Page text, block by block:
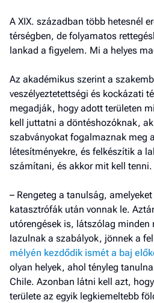
A XIX. században több hetesnél
térségben, de folyamatos
lankad a figyelem. Mi a helyes
Az akadémikus szerint a
veszélyeztetettségi és kockázati
megadják, hogy adott területen
kell juttatni a döntéshozóknak,
szabványokat fogalmaznak meg
létesítményekre, és felkészítik a
számítani, és akkor mit kell tenni.
– Rengeteg a tanulság,
katasztrófák után vonnak le.
utórengések is, látszólag minden
lazulnak a szabályok, jönnek a
mélyén kezdődik ismét a baj
olyan helyek, ahol tényleg
Chile. Azonban látni kell azt,
területe az egyik legkiemeltebb